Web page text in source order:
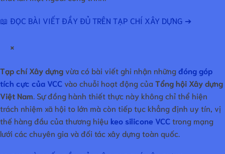
📖 ĐỌC BÀI VIẾT ĐẦY ĐỦ TRÊN TẠP CHÍ XÂY DỰNG ➔
×
Tạp chí Xây dựngvừa có bài viết ghi nhận nhữngđóng góp
tích cực của VCC vào chuỗi hoạt động của Tổng hội Xây dựng
Việt Nam . Sự đồng hành thiết thực này không chỉ thể hiện
trách nhiệm xã hội to lớn mà còn tiếp tục khẳng định uy tín, vị
thế hàng đầu của thương hiệu keo silicone VCC trong mạng
lưới các chuyên gia và đối tác xây dựng toàn quốc.